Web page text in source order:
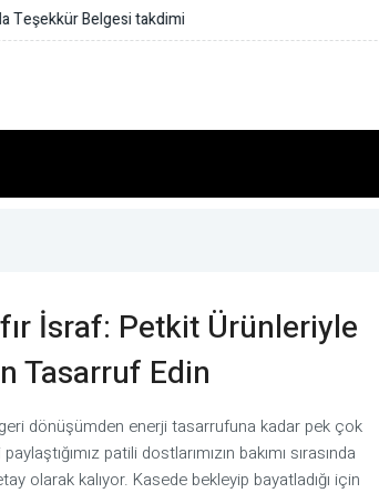
İsraf: Petkit Ürünleriyle
Tasarruf Edin
dönüşümden enerji tasarrufuna kadar pek çok
patili dostlarımızın bakımı sırasında
olarak kalıyor. Kasede bekleyip bayatladığı için